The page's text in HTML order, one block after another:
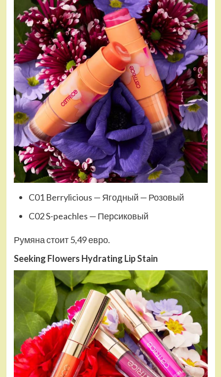
C01 Berrylicious — Ягодный — Розовый
C02 S-peachles — Персиковый
Румяна стоит 5,49 евро.
Seeking Flowers Hydrating Lip Stain